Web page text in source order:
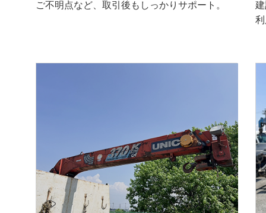
ご不明点など、取引後もしっかりサポート。